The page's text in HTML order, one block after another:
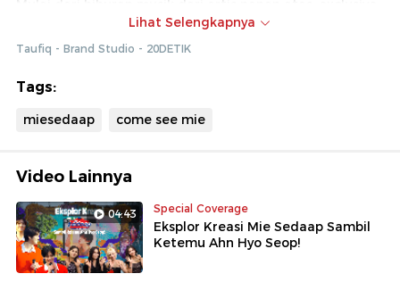
Mulai dari hiburan musik dari artis papan atas, exclusive
merchandise, spot instagramable, games seru, dan
hanya bisa kamu dapatkan di Come See Mie Fest 2025.
Datang dan rasakan keseruan di Galaxy Sedaap hanya di
Lihat Selengkapnya
Taufiq - Brand Studio - 20DETIK
Tags:
miesedaap come see mie
Video Lainnya
04:43 Special Coverage
Eksplor Kreasi Mie Sedaap Sambil
Ketemu Ahn Hyo Seop!